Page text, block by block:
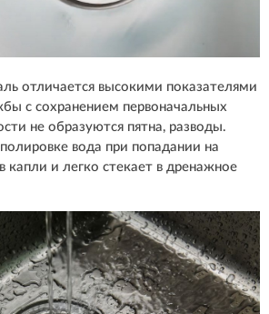
отличается высокими показателями
с сохранением первоначальных
не образуются пятна, разводы.
вода при попадании на
капли и легко стекает в дренажное